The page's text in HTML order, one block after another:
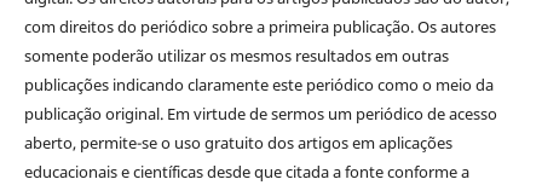
com direitos do periódico sobre a primeira publicação. Os autores
somente poderão utilizar os mesmos resultados em outras
publicações indicando claramente este periódico como o meio da
publicação original. Em virtude de sermos um periódico de acesso
aberto, permite-se o uso gratuito dos artigos em aplicações
educacionais e científicas desde que citada a fonte conforme a